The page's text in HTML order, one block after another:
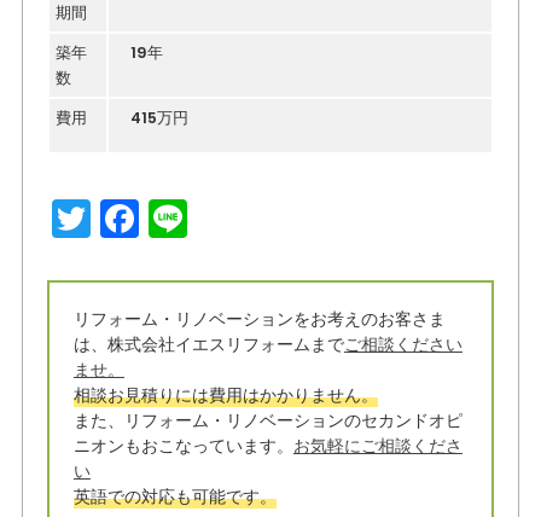
期間
築年
数
19年
費用 415万円
T
w
it
t
e
r
F
a
c
e
b
o
o
k
Li
e
リフォーム・リノベーションをお考えのお客さま
は、株式会社イエスリフォームまでご相談ください
ませ。
相談お見積りには費用はかかりません。
また、リフォーム・リノベーションのセカンドオピ
ニオンもおこなっています。 お気軽にご相談くださ
い
英語での対応も可能です。